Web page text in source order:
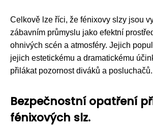
Celkově lze říci, že fénixovy slzy jsou
zábavním průmyslu jako efektní
ohnivých scén a atmosféry. Jejich
jejich estetickému a dramatickému
přilákat pozornost diváků a posluchačů.
Bezpečnostní opatření
fénixových slz.